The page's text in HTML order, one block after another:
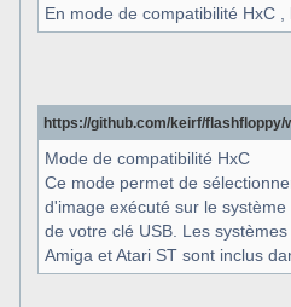
En mode de compatibilité HxC
https://github.com/keirf/
Mode de compatibilité HxC
Ce mode permet de
d'image exécuté sur le
de votre clé USB. Les
Amiga et Atari ST sont inclus